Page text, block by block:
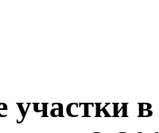
участки